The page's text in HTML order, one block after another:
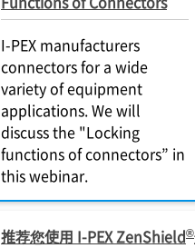
I-PEX manufacturers
connectors for a wide
variety of equipment
applications. We will
discuss the "Locking
functions of connectors” in
this webinar.
推荐您使用 I-PEX ZenShield®